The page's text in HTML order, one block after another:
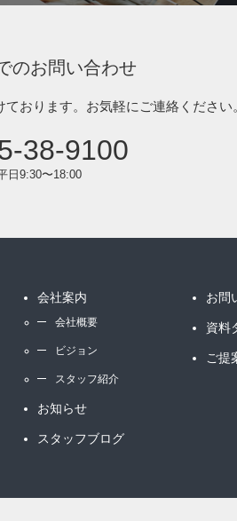
のお問い合わせ
おります。 お気軽にご連絡ください
38-9100
日9:30〜18:00
会社案内
会社概要
ビジョン
スタッフ紹介
お知らせ
スタッフブログ
お問
資料
ご提